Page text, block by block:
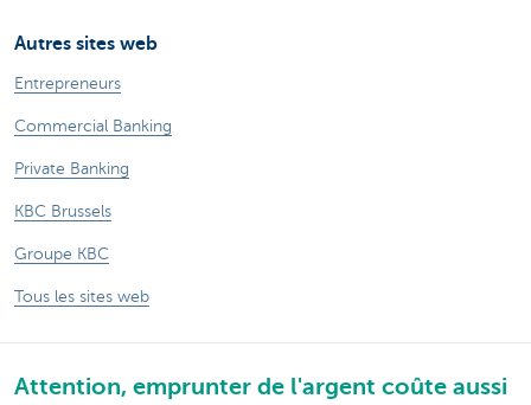
Autres sites web
Entrepreneurs
Commercial Banking
Private Banking
KBC Brussels
Groupe KBC
Tous les sites web
Attention, emprunter de l'argent coûte aussi